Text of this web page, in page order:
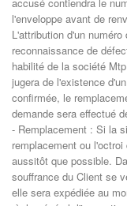
l'enveloppe avant de
L'attribution d'un
reconnaissance de
habilité de la société
jugera de l'existence
confirmée, le
demande sera effectué
- Remplacement : Si la
remplacement ou
aussitôt que possible.
souffrance du Client se
elle sera expédiée au